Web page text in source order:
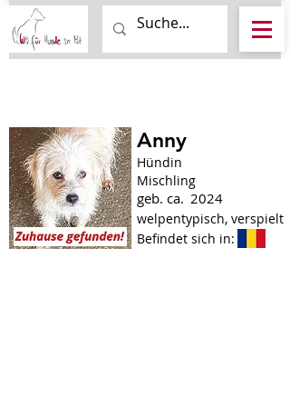
Anny
Hündin
Mischling
geb. ca. 2024
welpentypisch, verspielt
Befindet sich in: